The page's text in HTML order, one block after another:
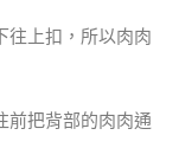
往上扣，所以肉肉
前把背部的肉肉通